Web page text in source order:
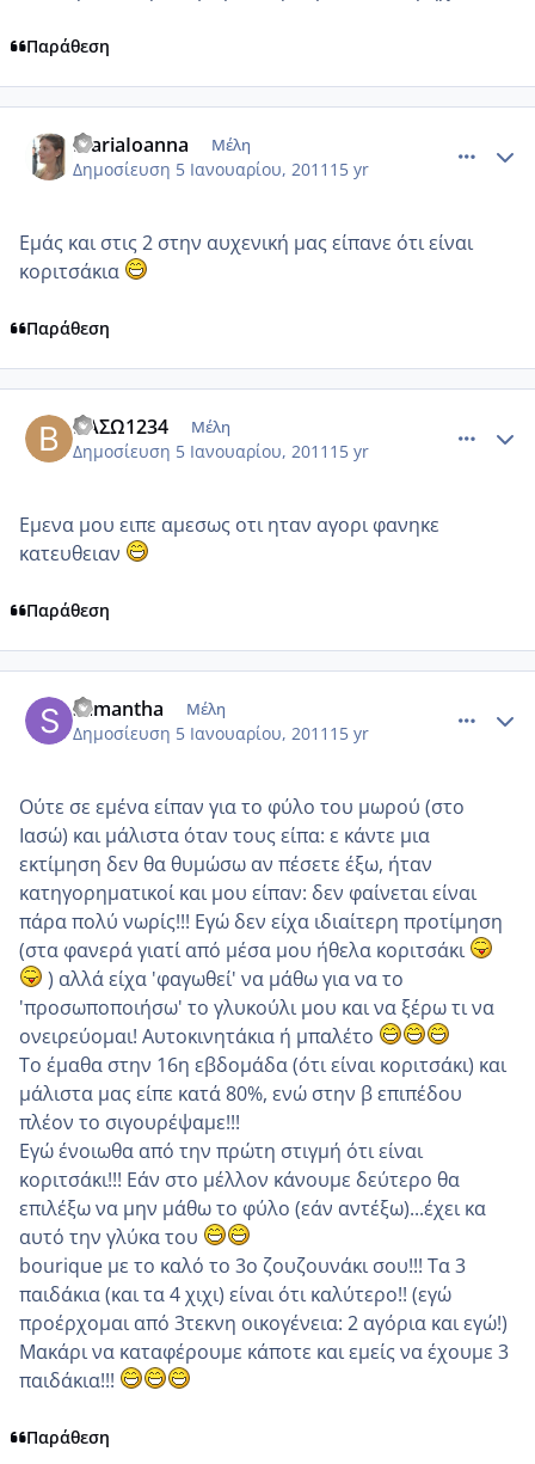
Παράθεση
MariaIoanna Μέλη
Δημοσίευση 5 Ιανουαρίου, 2011 15 yr
Εμάς και στις 2 στην αυχενική μας είπανε ότι είναι
κοριτσάκια
Παράθεση
ΒΑΣΩ1234 Μέλη
Δημοσίευση 5 Ιανουαρίου, 2011 15 yr
Εμενα μου ειπε αμεσως οτι ηταν αγορι φανηκε
κατευθειαν
Παράθεση
samantha Μέλη
Δημοσίευση 5 Ιανουαρίου, 2011 15 yr
Ούτε σε εμένα είπαν για το φύλο του μωρού (στο
Ιασώ) και μάλιστα όταν τους είπα: ε κάντε μια
εκτίμηση δεν θα θυμώσω αν πέσετε έξω, ήταν
κατηγορηματικοί και μου είπαν: δεν φαίνεται είναι
πάρα πολύ νωρίς!!! Εγώ δεν είχα ιδιαίτερη προτίμηση
(στα φανερά γιατί από μέσα μου ήθελα κοριτσάκι
) αλλά είχα 'φαγωθεί' να μάθω για να το
'προσωποποιήσω' το γλυκούλι μου και να ξέρω τι να
ονειρεύομαι! Αυτοκινητάκια ή μπαλέτο
Το έμαθα στην 16η εβδομάδα (ότι είναι κοριτσάκι) και
μάλιστα μας είπε κατά 80%, ενώ στην β επιπέδου
πλέον το σιγουρέψαμε!!!
Εγώ ένοιωθα από την πρώτη στιγμή ότι είναι
κοριτσάκι!!! Εάν στο μέλλον κάνουμε δεύτερο θα
επιλέξω να μην μάθω το φύλο (εάν αντέξω)...έχει κα
αυτό την γλύκα του
bourique με το καλό το 3ο ζουζουνάκι σου!!! Τα 3
παιδάκια (και τα 4 χιχι) είναι ότι καλύτερο!! (εγώ
προέρχομαι από 3τεκνη οικογένεια: 2 αγόρια και εγώ!)
Μακάρι να καταφέρουμε κάποτε και εμείς να έχουμε 3
παιδάκια!!!
Παράθεση